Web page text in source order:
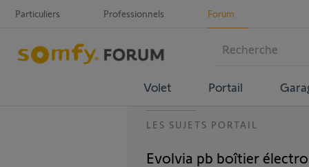
Particuliers Professionnels Forum
Volet Portail
LES SUJETS PORTAIL
Evolvia pb boîtier